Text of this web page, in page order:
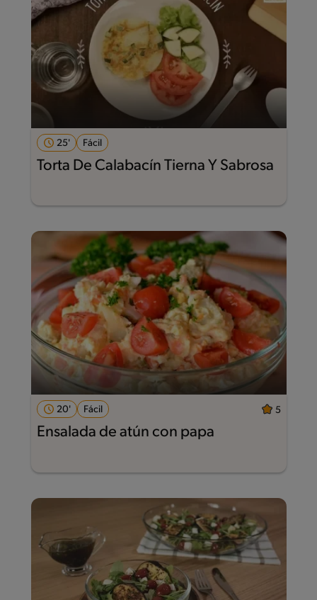
25' Fácil
Torta De Calabacín Tierna Y Sabrosa
20' Fácil 5
Ensalada de atún con papa